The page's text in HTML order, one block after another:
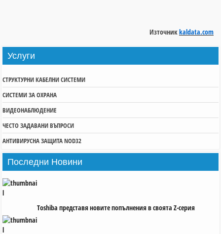
Източникkaldata.com
Услуги
СТРУКТУРНИ КАБЕЛНИ СИСТЕМИ
СИСТЕМИ ЗА ОХРАНА
ВИДЕОНАБЛЮДЕНИЕ
ЧЕСТО ЗАДАВАНИ ВЪПРОСИ
АНТИВИРУСНА ЗАЩИТА NOD32
Последни Новини
Toshiba представя новите попълнения в своята Z-серия